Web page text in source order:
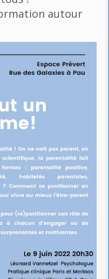
autour